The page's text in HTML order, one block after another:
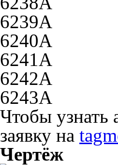
6239А
6240А
6241А
6242А
6243А
Чтобы узнать
заявку на
Чертёж